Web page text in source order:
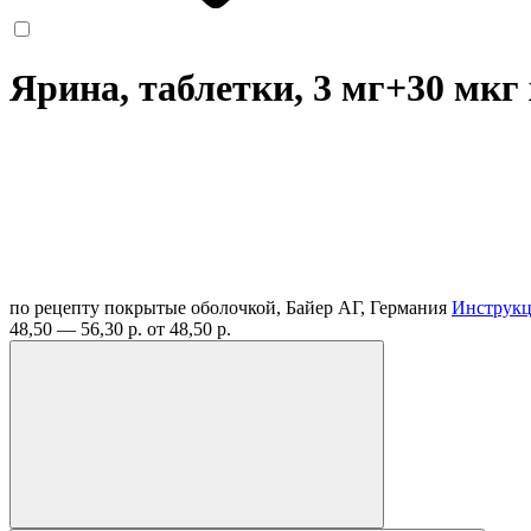
Ярина, таблетки, 3 мг+30 мкг
по рецепту покрытые оболочкой, Байер АГ, Германия
48,50 — 56,30 р. от 48,50 р.